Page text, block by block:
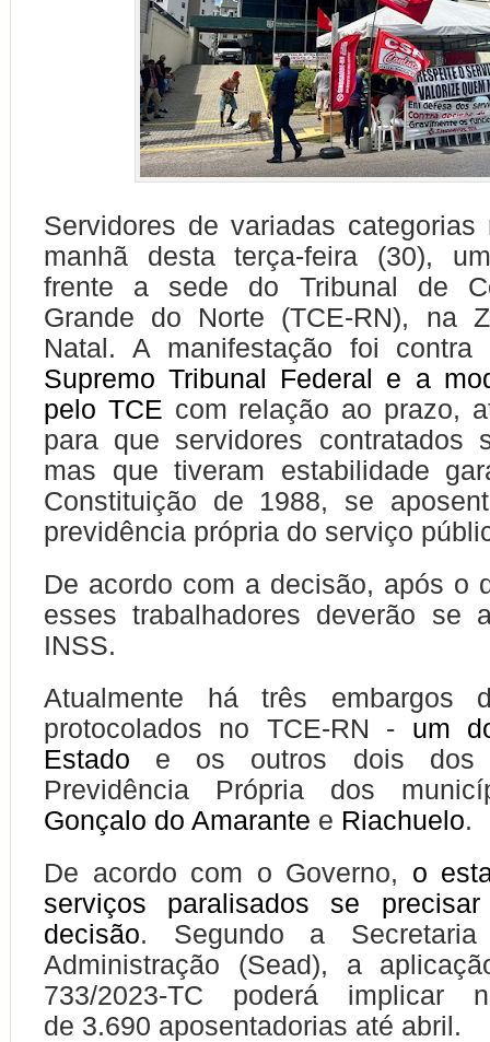
Servidores de variadas categorias
manhã desta terça-feira (30),
frente a sede do Tribunal de
Grande do Norte (TCE-RN), na
Natal. A manifestação foi
Supremo Tribunal Federal e a
pelo TCE com relação ao prazo,
para que servidores contratados
mas que tiveram estabilidade
Constituição de 1988, se
previdência própria do serviço
De acordo com a decisão, após o
esses trabalhadores deverão se
INSS.
Atualmente há três embargos
protocolados no TCE-RN - um
Estado e os outros dois dos
Previdência Própria dos
Gonçalo do Amarante e Riachuelo.
De acordo com o Governo, o
serviços paralisados se
decisão. Segundo a
Administração (Sead), a
733/2023-TC poderá implicar
de 3.690 aposentadorias até abril.